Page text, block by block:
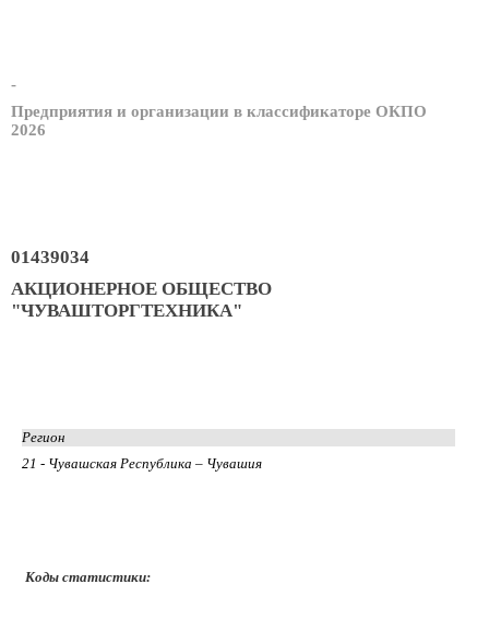
-
Предприятия и организации в классификаторе ОКПО
2026
01439034
АКЦИОНЕРНОЕ ОБЩЕСТВО
"ЧУВАШТОРГТЕХНИКА"
Регион
21 - Чувашская Республика – Чувашия
Коды статистики: